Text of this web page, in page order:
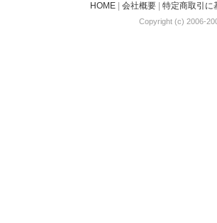
HOME| 会社概要| 特定商取引に
Copyright (c) 2006-